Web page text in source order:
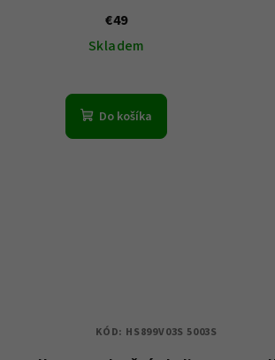
€49
Skladem
Do košíka
KÓD: HS899V03S 5003S